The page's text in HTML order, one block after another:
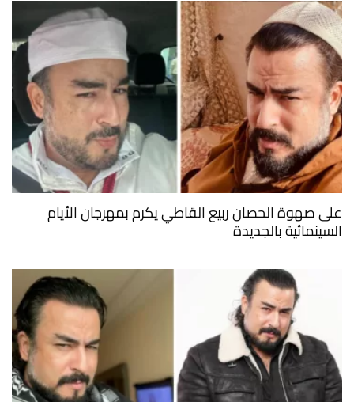
على صهوة الحصان ربيع القاطي يكرم بمهرجان الأيام
السينمائية بالجديدة